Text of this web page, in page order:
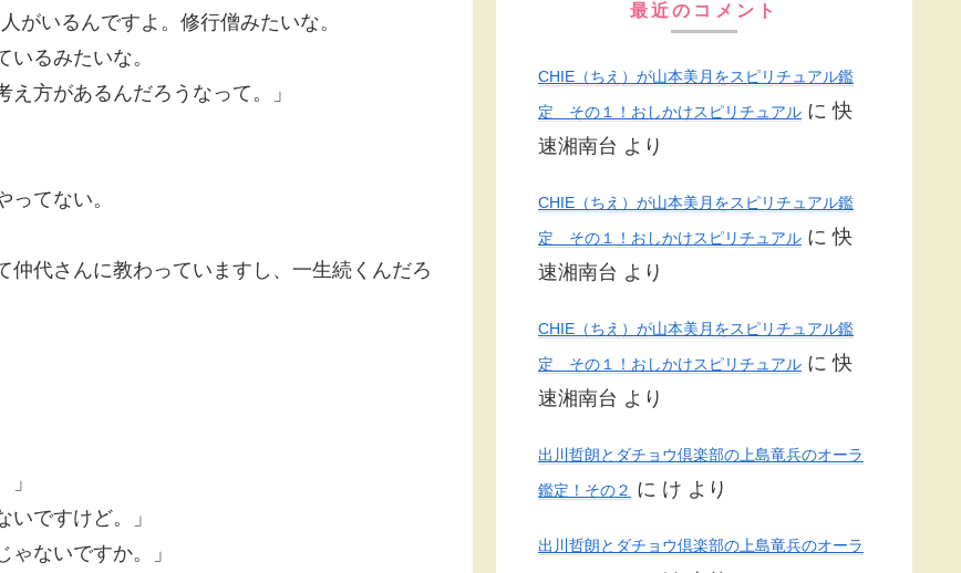
がいるんですよ。修行僧みたいな。
るみたいな。
方があるんだろうなって。」
てない。
代さんに教わっていますし、一生続くんだろ
ですけど。」
ないですか。」
最近のコメント
CHIE（ちえ）が山本美月をスピリチュアル鑑
定 その１！おしかけスピリチュアル に快
速湘南台 より
CHIE（ちえ）が山本美月をスピリチュアル鑑
定 その１！おしかけスピリチュアル に快
速湘南台 より
CHIE（ちえ）が山本美月をスピリチュアル鑑
定 その１！おしかけスピリチュアル に快
速湘南台 より
出川哲朗とダチョウ倶楽部の上島竜兵のオーラ
鑑定！その２ に け より
出川哲朗とダチョウ倶楽部の上島竜兵のオーラ